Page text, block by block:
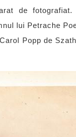
de
lui Petrache
Popp de